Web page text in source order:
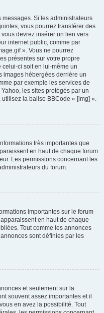
Si les administrateurs
vous pourrez transférer des
devrez insérer un lien vers
internet public, comme par
». Vous ne pourrez
présentes sur votre propre
ci soit en lui-même un
images hébergées derrière un
par exemple les services de
les sites protégés par un
la balise BBCode « [img] ».
très importantes que
en haut de chaque forum
Les permissions concernant les
du forum.
importantes sur le forum
en haut de chaque
Tout comme les annonces
sont définies par les
et seulement sur la
souvent assez importantes et il
en avez la possibilité. Tout